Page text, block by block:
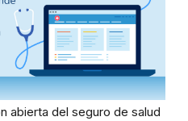
abierta del seguro de salud